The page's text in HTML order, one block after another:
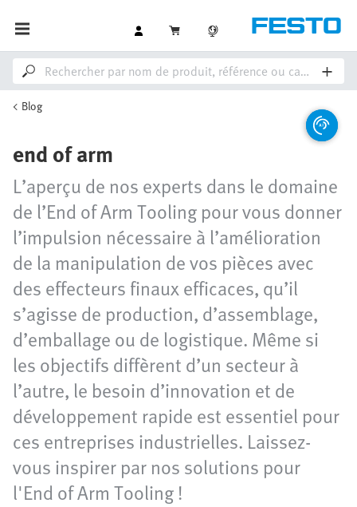
Blog
end of arm
L’aperçu de nos experts dans le domaine
de l’End of Arm Tooling pour vous donner
l’impulsion nécessaire à l’amélioration
de la manipulation de vos pièces avec
des effecteurs finaux efficaces, qu’il
s’agisse de production, d’assemblage,
d’emballage ou de logistique. Même si
les objectifs diffèrent d’un secteur à
l’autre, le besoin d’innovation et de
développement rapide est essentiel pour
ces entreprises industrielles. Laissez-
vous inspirer par nos solutions pour
l'End of Arm Tooling !